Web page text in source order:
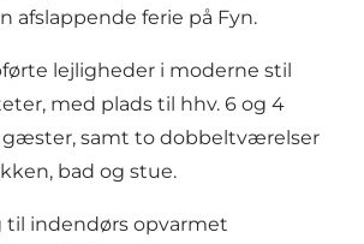
afslappende ferie på Fyn.
lejligheder i moderne stil
med plads til hhv. 6 og 4
samt to dobbeltværelser
bad og stue.
til indendørs opvarmet